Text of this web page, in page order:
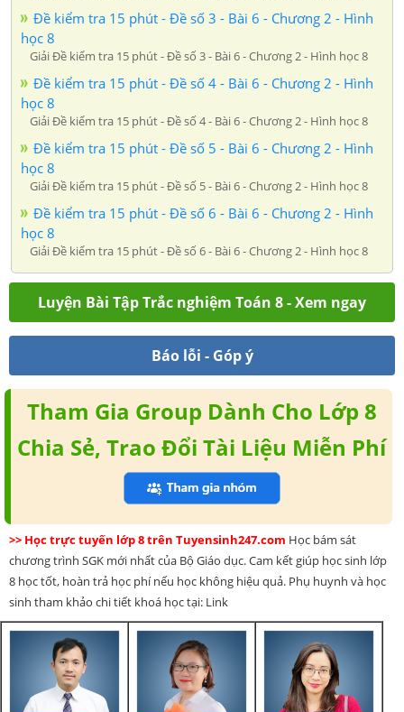
Đề kiểm tra 15 phút - Đề số 3 - Bài 6 - Chương 2 - Hình
học 8
Giải Đề kiểm tra 15 phút - Đề số 3 - Bài 6 - Chương 2 - Hình học 8
Đề kiểm tra 15 phút - Đề số 4 - Bài 6 - Chương 2 - Hình
học 8
Giải Đề kiểm tra 15 phút - Đề số 4 - Bài 6 - Chương 2 - Hình học 8
Đề kiểm tra 15 phút - Đề số 5 - Bài 6 - Chương 2 - Hình
học 8
Giải Đề kiểm tra 15 phút - Đề số 5 - Bài 6 - Chương 2 - Hình học 8
Đề kiểm tra 15 phút - Đề số 6 - Bài 6 - Chương 2 - Hình
học 8
Giải Đề kiểm tra 15 phút - Đề số 6 - Bài 6 - Chương 2 - Hình học 8
Luyện Bài Tập Trắc nghiệm Toán 8 - Xem ngay
Báo lỗi - Góp ý
Tham Gia Group Dành Cho Lớp 8
Chia Sẻ, Trao Đổi Tài Liệu Miễn Phí
>> Học trực tuyến lớp 8 trên Tuyensinh247.com Học bám sát
chương trình SGK mới nhất của Bộ Giáo dục. Cam kết giúp học sinh lớp
8 học tốt, hoàn trả học phí nếu học không hiệu quả. Phụ huynh và học
sinh tham khảo chi tiết khoá học tại: Link